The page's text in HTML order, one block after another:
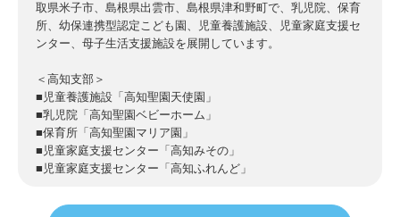
取県米子市、島根県出雲市、島根県津和野町で、乳児院、保育
所、幼保連携型認定こども園、児童養護施設、児童家庭支援セ
ンター、母子生活支援施設を展開しています。
＜高知支部＞
■児童養護施設「高知聖園天使園」
■乳児院「高知聖園ベビーホーム」
■保育所「高知聖園マリア園」
■児童家庭支援センター「高知みその」
■児童家庭支援センター「高知ふれんど」